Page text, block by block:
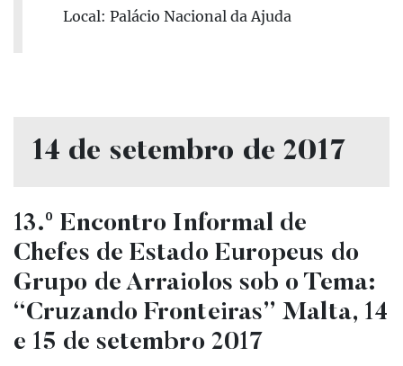
Local: Palácio Nacional da Ajuda
14 de setembro de 2017
13.º Encontro Informal de
Chefes de Estado Europeus do
Grupo de Arraiolos sob o Tema:
“Cruzando Fronteiras” Malta, 14
e 15 de setembro 2017